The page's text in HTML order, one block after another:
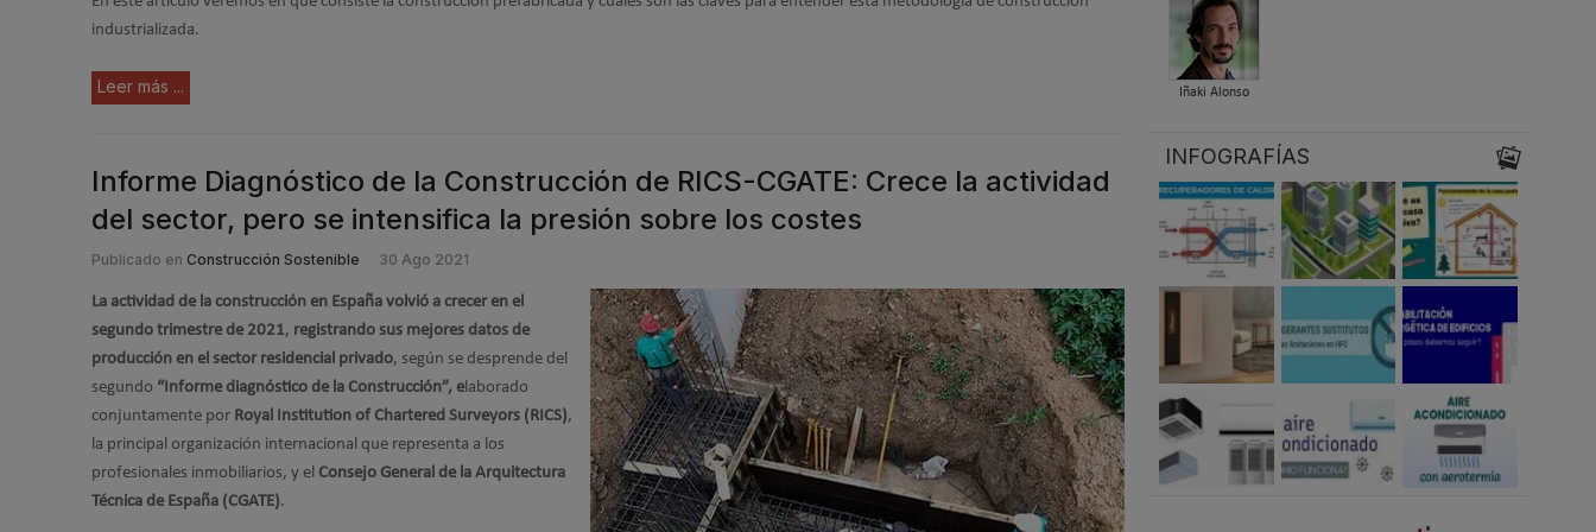
industrializada.
Leer más ...
Informe Diagnóstico de la Construcción de RICS-CGATE: Crece la actividad
del sector, pero se intensifica la presión sobre los costes
Publicado en Construcción Sostenible 30 Ago 2021
La actividad de la construcción en España volvió a crecer en el
segundo trimestre de 2021, registrando sus mejores datos de
producción en el sector residencial privado, según se desprende del
segundo “Informe diagnóstico de la Construcción”, elaborado
conjuntamente por Royal Institution of Chartered Surveyors (RICS),
la principal organización internacional que representa a los
profesionales inmobiliarios, y el Consejo General de la Arquitectura
Técnica de España (CGATE).
Iñaki Alonso
INFOGRAFÍAS